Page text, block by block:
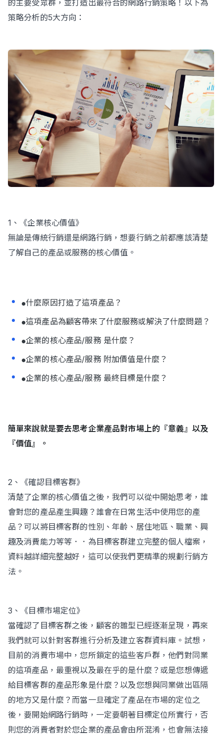
的主要受眾群，並打造出最符合的網路行銷策略！以下為
策略分析的5大方向：
1、《企業核心價值》
無論是傳統行銷還是網路行銷，想要行銷之前都應該清楚
了解自己的產品或服務的核心價值。
●什麼原因打造了這項產品？
●這項產品為顧客帶來了什麼服務或解決了什麼問題？
●企業的核心產品/服務 是什麼？
●企業的核心產品/服務 附加價值是什麼？
●企業的核心產品/服務 最終目標是什麼？
簡單來說就是要去思考企業產品對市場上的『意義』以及
『價值』。
2、《確認目標客群》
清楚了企業的核心價值之後，我們可以從中開始思考，誰
會對您的產品產生興趣？誰會在日常生活中使用您的產
品？可以將目標客群的性別、年齡、居住地區、職業、興
趣及消費能力等等．．為目標客群建立完整的個人檔案，
資料越詳細完整越好，這可以使我們更精準的規劃行銷方
法。
3、《目標市場定位》
當確認了目標客群之後，顧客的雛型已經逐漸呈現，再來
我們就可以針對客群進行分析及建立客群資料庫。試想，
目前的消費市場中，您所鎖定的這些客戶群，他們對同業
的這項產品，最重視以及最在乎的是什麼？或是您想傳遞
給目標客群的產品形象是什麼？以及您想與同業做出區隔
的地方又是什麼？而當一旦確定了產品在市場的定位之
後，要開始網路行銷時，一定要朝著目標定位所實行，否
則您的消費者對於您企業的產品會由所混淆，也會無法接